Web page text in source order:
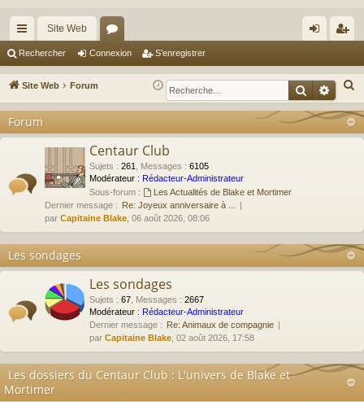
cc
ès
ra
pi
Site Web
or
u
m
ne
xi
nr
eg
ist
Rechercher Connexion S’enregistrer
Site Web Forum
e
h
r
Forum
Centaur Club
Sujets : 261 Messages : 6105
Modérateur : Rédacteur-Administrateur
Sous-forum :
Les Actualités de Blake et Mortimer
Dernier message : Re: Joyeux anniversaire à ...
par Capitaine Blake , 06 août 2026, 08:06
Les sondages
Les sondages
Sujets : 67 Messages : 2667
Modérateur : Rédacteur-Administrateur
Dernier message : Re: Animaux de compagnie
par Capitaine Blake , 02 août 2026, 17:58
Les dossiers du Centaur Club : L'univers de Blake et
Mortimer